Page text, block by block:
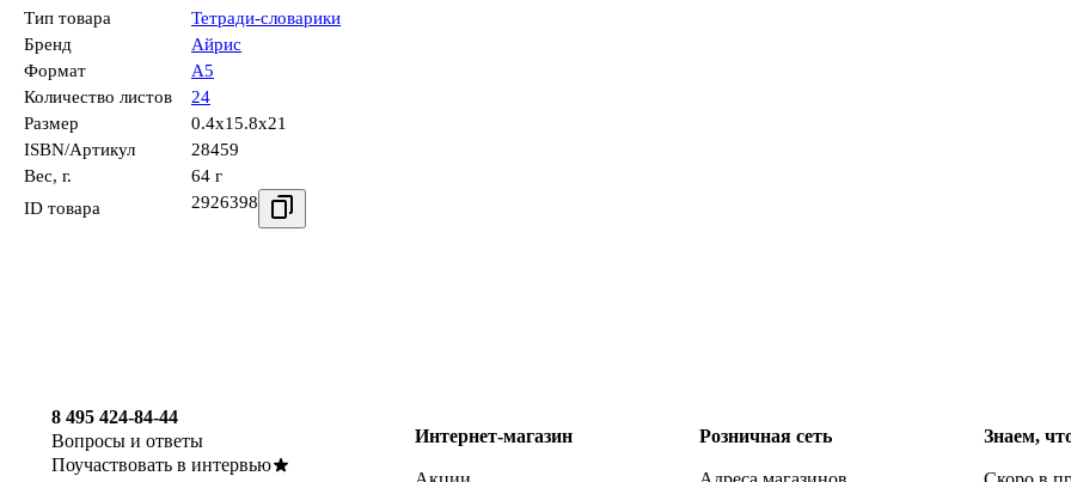
Тип товара
Тетради-словарики
Бренд
Айрис
Формат
А5
Количество листов
24
Размер
0.4x15.8x21
ISBN/Артикул
28459
Вес, г.
64 г
ID товара
2926398
8 495 424-84-44
Вопросы и ответы
Поучаствовать в интервью
Интернет-магазин Розничная сеть Знаем,